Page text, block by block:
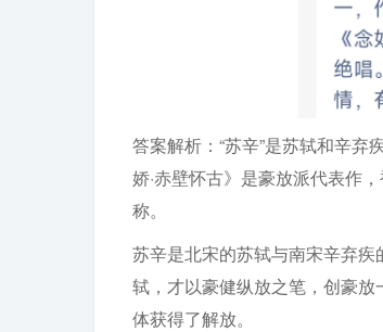
答案解析：“苏辛”是苏轼和辛
娇·赤壁怀古》是豪放派代表作
称。
苏辛是北宋的苏轼与南宋辛弃疾
轼，才以豪健纵放之笔，创豪
体获得了解放。